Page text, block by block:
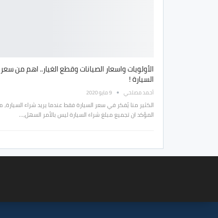
الأولويات واسعار الصيانات وقطع الغيار.. اهم من سعر
السيارة !
أحمد مصلحي 9 مايو 2020
الكثير منا يُفكر في سعر السيارة فقط عندما يريد شراء السيارة،
المؤكد ان تجميع مبلغ شراء السيارة ليس بالأمر السهل،…